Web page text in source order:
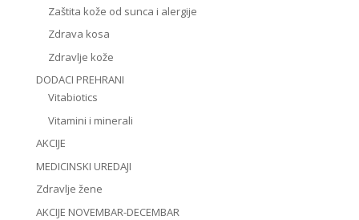
Zaštita kože od sunca i alergije
Zdrava kosa
Zdravlje kože
DODACI PREHRANI
Vitabiotics
Vitamini i minerali
AKCIJE
MEDICINSKI UREDAJI
Zdravlje žene
AKCIJE NOVEMBAR-DECEMBAR